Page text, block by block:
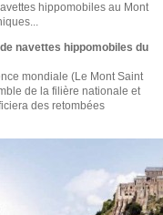
hippomobiles au Mont
navettes hippomobiles du
mondiale (Le Mont Saint
de la filière nationale et
des retombées